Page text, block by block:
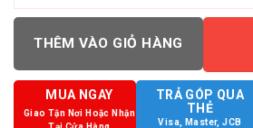
THÊM VÀO GIỎ HÀNG
MUA NGAY
Giao Tận Nơi Hoặc Nhận
TRẢ GÓP QUA
THẺ
Visa, Master, JCB